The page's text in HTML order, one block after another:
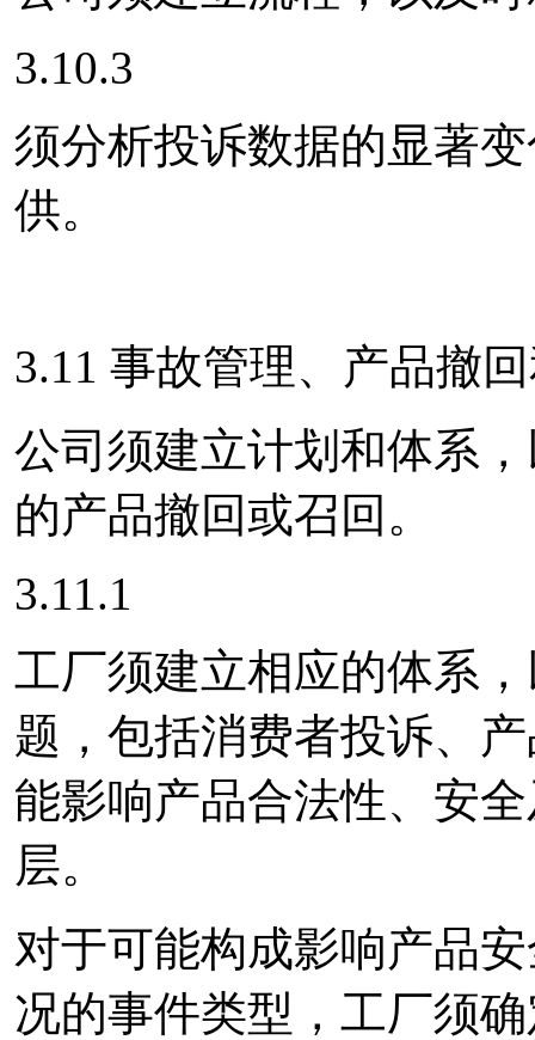
3.10.3
须分析投诉数据的显著
供。
3.11 事故管理、产品撤
公司须建立计划和体系
的产品撤回或召回。
3.11.1
工厂须建立相应的体系
题，包括消费者投诉、
能影响产品合法性、安
层。
对于可能构成影响产品
况的事件类型，工厂须